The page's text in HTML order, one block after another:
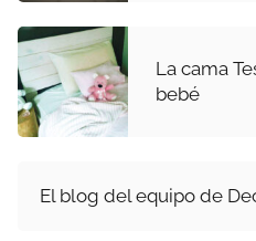
La cama
bebé
El blog del equipo de